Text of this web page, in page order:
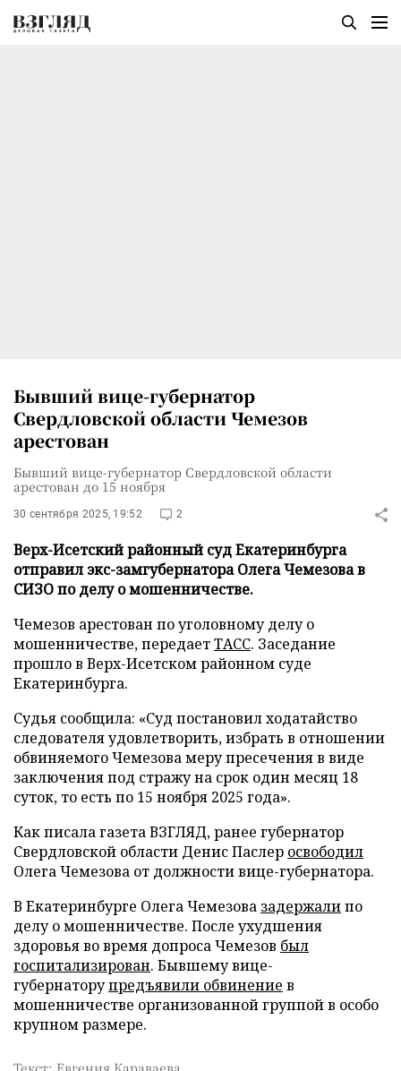
Бывший вице-губернатор
Свердловской области Чемезов
арестован
Бывший вице-губернатор Свердловской области
арестован до 15 ноября
30 сентября 2025, 19:52 2
Верх-Исетский районный суд Екатеринбурга
отправил экс-замгубернатора Олега Чемезова в
СИЗО по делу о мошенничестве.
Чемезов арестован по уголовному делу о
мошенничестве, передаетТАСС. Заседание
прошло в Верх-Исетском районном суде
Екатеринбурга.
Судья сообщила: «Суд постановил ходатайство
следователя удовлетворить, избрать в отношении
обвиняемого Чемезова меру пресечения в виде
заключения под стражу на срок один месяц 18
суток, то есть по 15 ноября 2025 года».
Как писала газета ВЗГЛЯД, ранее губернатор
Свердловской области Денис Паслер освободил
Олега Чемезова от должности вице-губернатора.
В Екатеринбурге Олега Чемезова задержалипо
делу о мошенничестве. После ухудшения
здоровья во время допроса Чемезов был
госпитализирован. Бывшему вице-
губернаторупредъявили обвинение в
мошенничестве организованной группой в особо
крупном размере.
Текст: Евгения Караваева